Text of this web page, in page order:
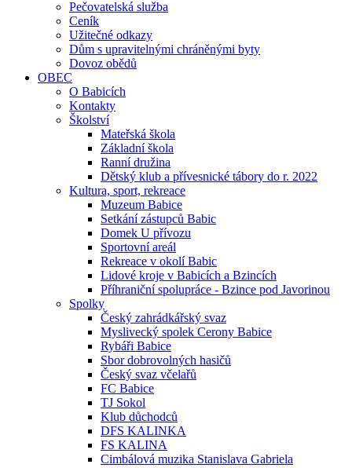
Pečovatelská služba
Ceník
Užitečné odkazy
Dům s upravitelnými chráněnými byty
Dovoz obědů
OBEC
O Babicích
Kontakty
Školství
Mateřská škola
Základní škola
Ranní družina
Dětský klub a přívesnické tábory do r. 2022
Kultura, sport, rekreace
Muzeum Babice
Setkání zástupců Babic
Domek U přívozu
Sportovní areál
Rekreace v okolí Babic
Lidové kroje v Babicích a Bzincích
Příhraniční spolupráce - Bzince pod Javorinou
Spolky
Český zahrádkářský svaz
Myslivecký spolek Cerony Babice
Rybáři Babice
Sbor dobrovolných hasičů
Český svaz včelařů
FC Babice
TJ Sokol
Klub důchodců
DFS KALINKA
FS KALINA
Cimbálová muzika Stanislava Gabriela